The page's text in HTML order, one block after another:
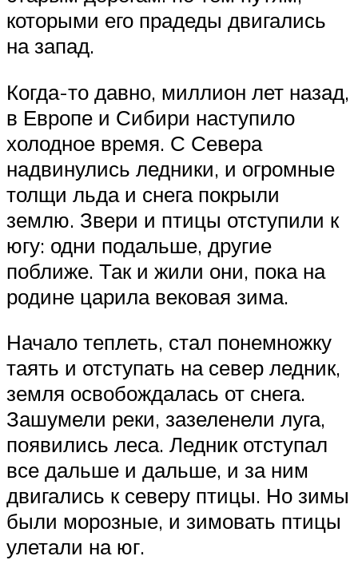
которыми его прадеды двигались
на запад.
Когда-то давно, миллион лет назад,
в Европе и Сибири наступило
холодное время. С Севера
надвинулись ледники, и огромные
толщи льда и снега покрыли
землю. Звери и птицы отступили к
югу: одни подальше, другие
поближе. Так и жили они, пока на
родине царила вековая зима.
Начало теплеть, стал понемножку
таять и отступать на север ледник,
земля освобождалась от снега.
Зашумели реки, зазеленели луга,
появились леса. Ледник отступал
все дальше и дальше, и за ним
двигались к северу птицы. Но зимы
были морозные, и зимовать птицы
улетали на юг.